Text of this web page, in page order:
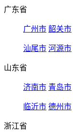
广东省
广州市 韶关市
汕尾市 河源市
山东省
济南市 青岛市
临沂市 德州市
浙江省